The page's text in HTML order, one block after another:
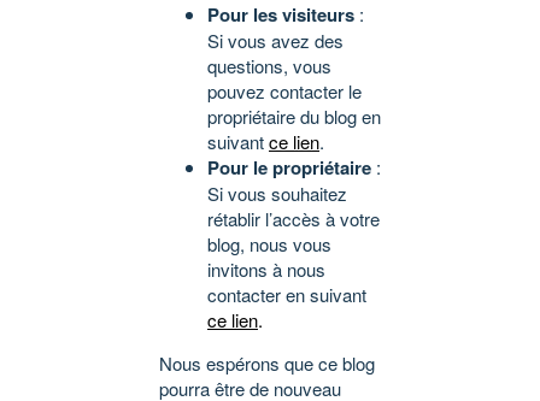
Pour les visiteurs :
Si vous avez des
questions, vous
pouvez contacter le
propriétaire du blog en
suivantce lien.
Pour le propriétaire :
Si vous souhaitez
rétablir l’accès à votre
blog, nous vous
invitons à nous
contacter en suivant
ce lien.
Nous espérons que ce blog
pourra être de nouveau